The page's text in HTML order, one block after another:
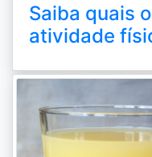
Saiba quais
atividade